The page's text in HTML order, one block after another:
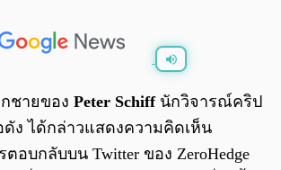
0:00 0:00
ชายของ Peter Schiffนักวิจารณ์คริป
ง ได้กล่าวแสดงความคิดเห็น
ตอบกลับบน Twitter ของ ZeroHedge